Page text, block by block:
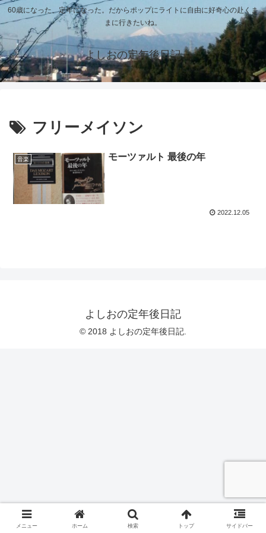
60歳になった、定年になった。だからポップにライトに自由に好奇心の赴くま
まに行きたいね。
よしおの定年後日記
フリーメイソン
音楽 モーツァルト 最後の年
2022.12.05
よしおの定年後日記
© 2018 よしおの定年後日記.
メニュー ホーム 検索 トップ サイドバー